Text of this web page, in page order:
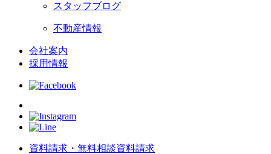
スタッフブログ
不動産情報
会社案内
採用情報
資料請求・無料相談資料請求